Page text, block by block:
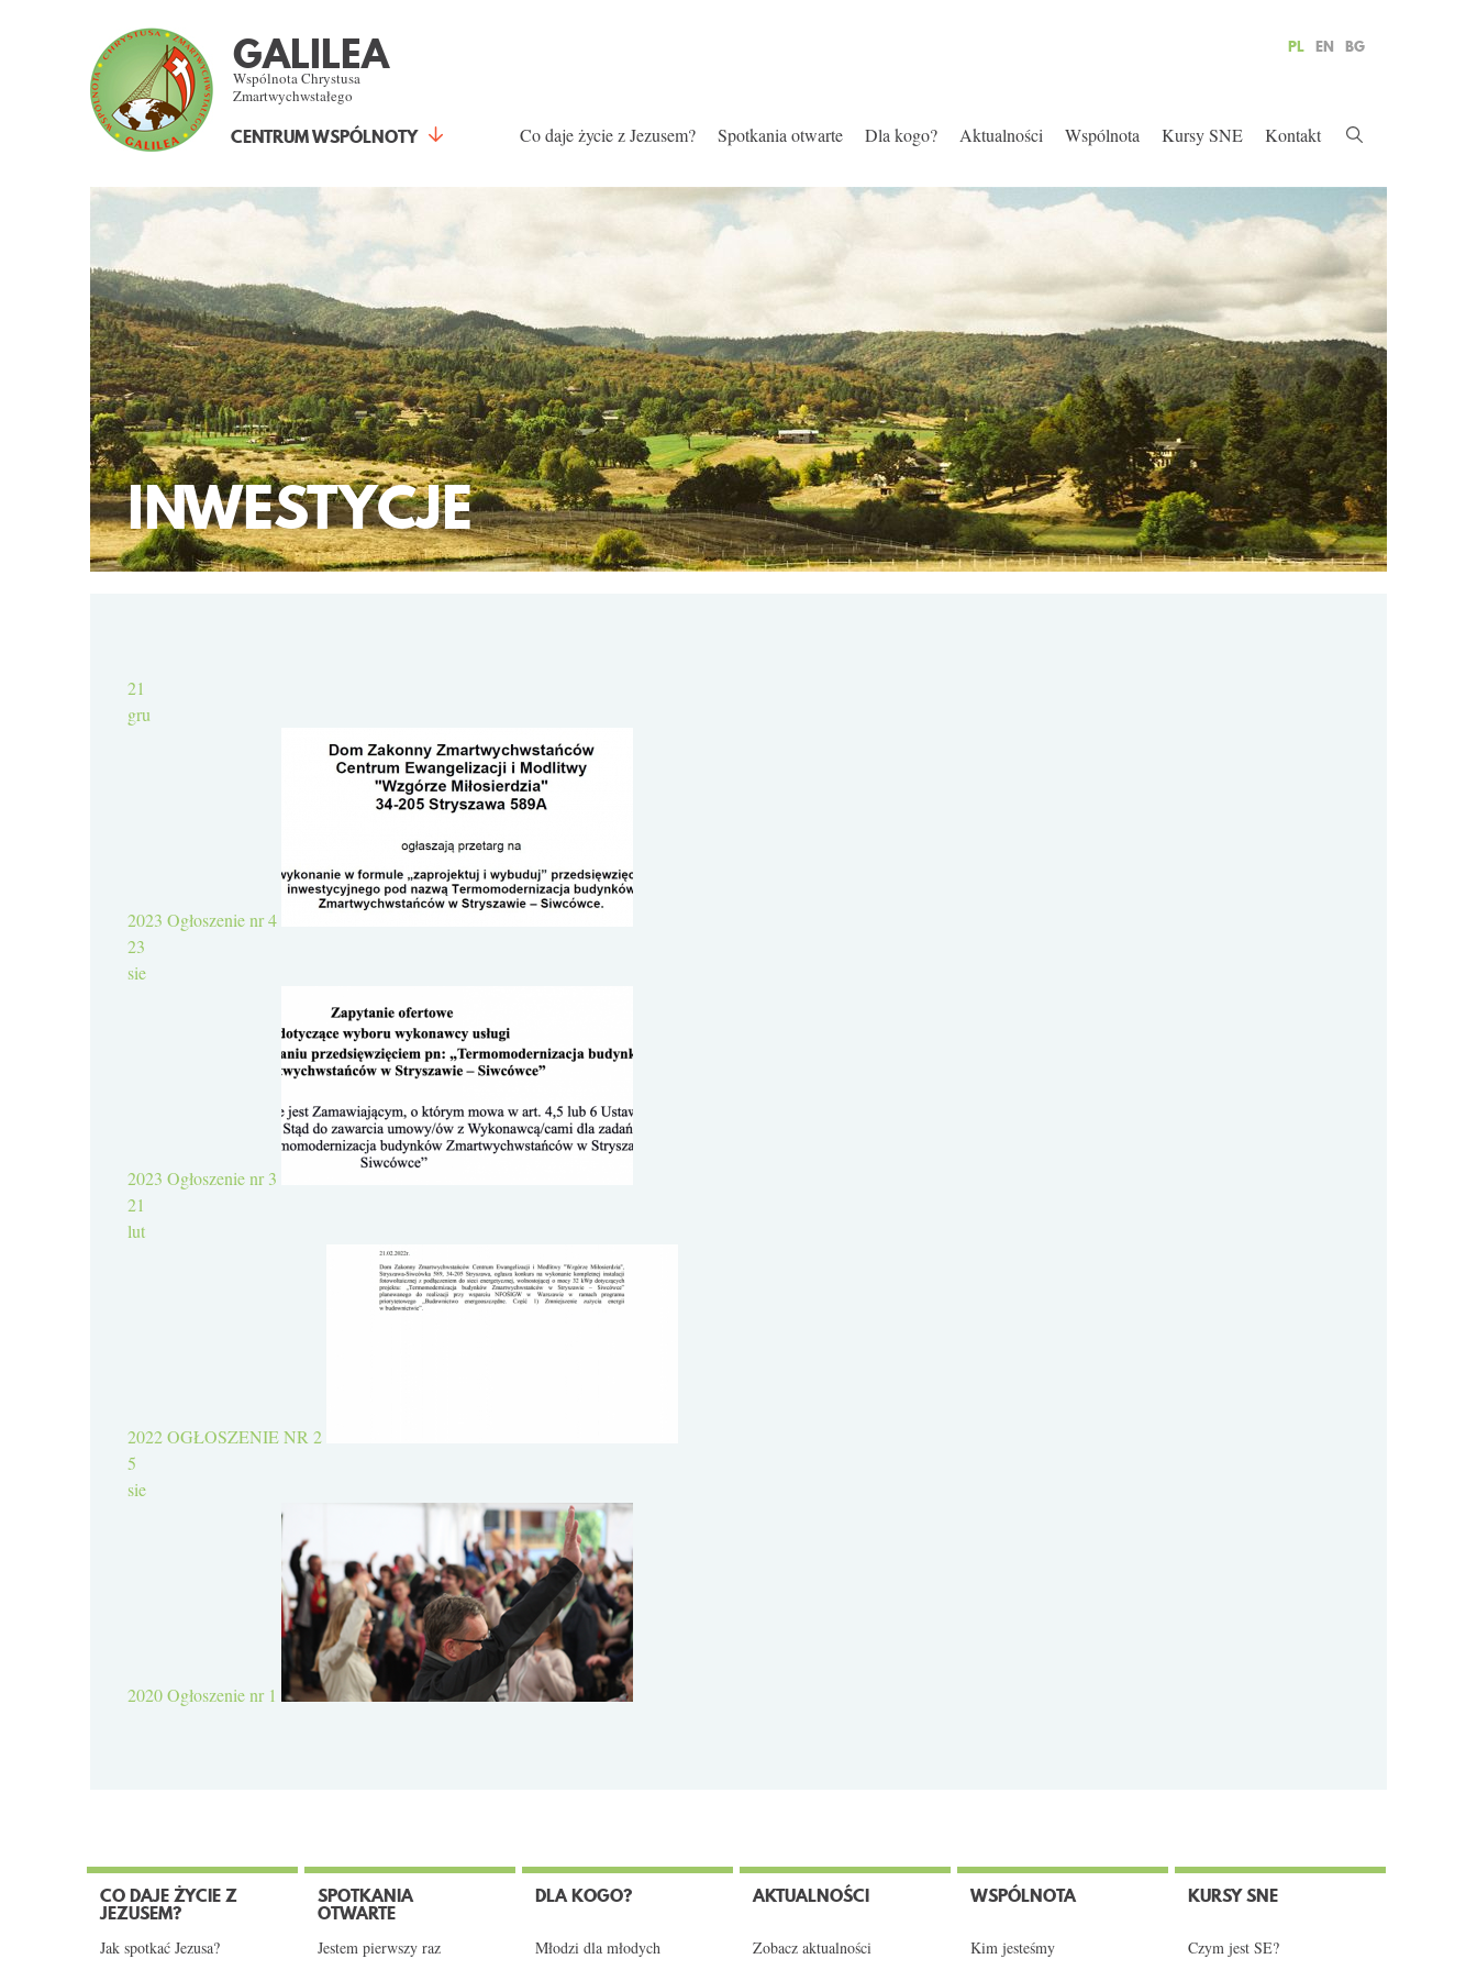
GALILEA
Wspólnota Chrystusa
Zmartwychwstałego
CENTRUM WSPÓLNOTY
PL EN BG
Co daje życie z Jezusem? Spotkania otwarte Dla kogo? Aktualności Wspólnota Kursy SNE Kontakt
INWESTYCJE
21
gru
2023 Ogłoszenie nr 4
23
sie
2023 Ogłoszenie nr 3
21
lut
2022OGŁOSZENIE NR 2
5
sie
2020Ogłoszenie nr 1
CO DAJE ŻYCIE Z
JEZUSEM?
Jak spotkać Jezusa?
SPOTKANIA
OTWARTE
Jestem pierwszy raz
DLA KOGO?
Młodzi dla młodych
AKTUALNOŚCI
Zobacz aktualności
WSPÓLNOTA
Kim jesteśmy
KURSY SNE
Czym jest SE?